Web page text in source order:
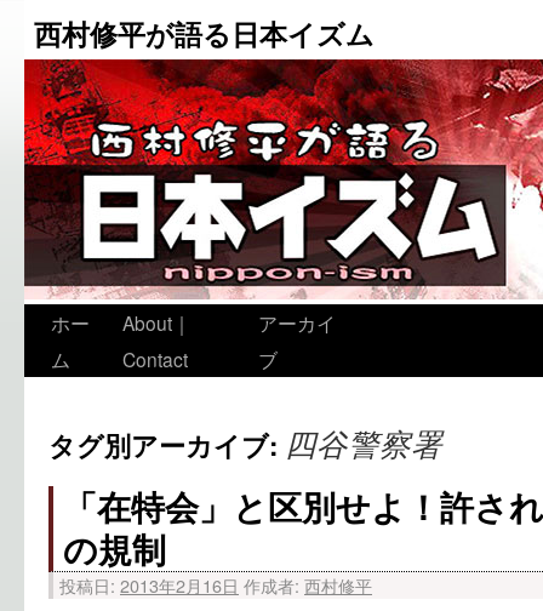
西村修平が語る日本イズム
ホー
ム
About｜
Contact
アーカイ
ブ
タグ別アーカイブ: 四谷警察署
「在特会」と区別せよ！許さ
の規制
投稿日: 2013年2月16日 作成者: 西村修平